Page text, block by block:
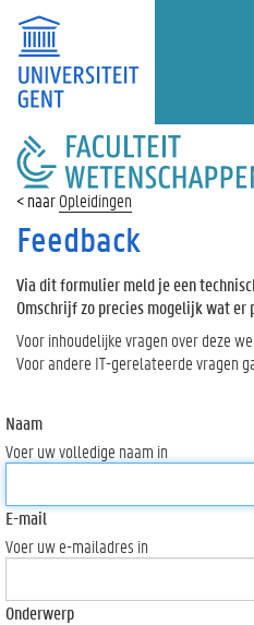
FACULTEIT
WETENSCHAPPEN
Opleidingen
Feedback
Via dit formulier meld je een
Omschrijf zo precies mogelijk wat er
Voor inhoudelijke vragen over deze
Voor andere IT-gerelateerde vragen
Naam
Voer uw volledige naam in
E-mail
Voer uw e-mailadres in
Onderwerp